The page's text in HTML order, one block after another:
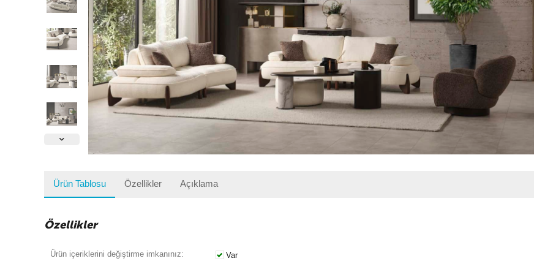
Ürün Tablosu Özellikler Açıklama
Özellikler
Ürün içeriklerini değiştirme imkanınız: Var